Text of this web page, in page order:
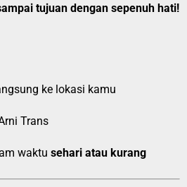
tujuan dengan sepenuh hati!
ke lokasi kamu
Trans
waktu sehari atau kurang